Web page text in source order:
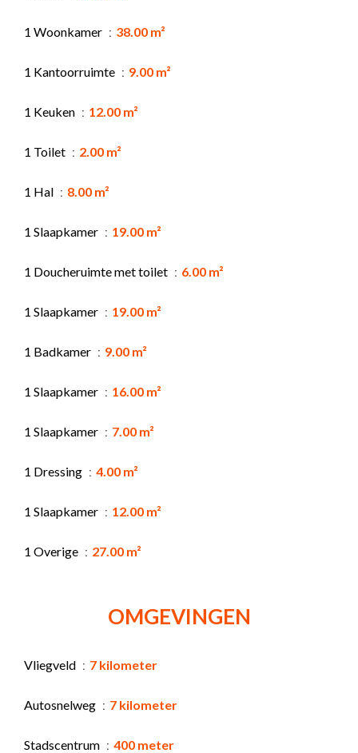
1 Woonkamer 38.00 m²
1 Kantoorruimte 9.00 m²
1 Keuken 12.00 m²
1 Toilet 2.00 m²
1 Hal 8.00 m²
1 Slaapkamer 19.00 m²
1 Doucheruimte met toilet 6.00 m²
1 Slaapkamer 19.00 m²
1 Badkamer 9.00 m²
1 Slaapkamer 16.00 m²
1 Slaapkamer 7.00 m²
1 Dressing 4.00 m²
1 Slaapkamer 12.00 m²
1 Overige 27.00 m²
OMGEVINGEN
Vliegveld 7 kilometer
Autosnelweg 7 kilometer
Stadscentrum 400 meter